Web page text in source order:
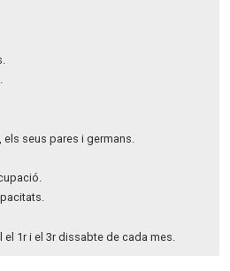
seus pares i germans.
1r i el 3r dissabte de cada mes.